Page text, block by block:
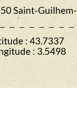
Saint-
: 43.7337
: 3.5498